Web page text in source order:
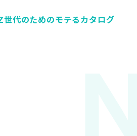
世代のためのモテるカタログ